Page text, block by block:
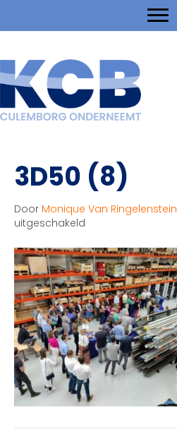
3D50 (8)
Door Monique Van Ringelenstein
uitgeschakeld
(8)